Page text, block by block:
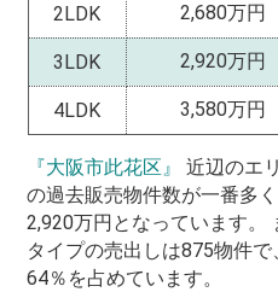
2LDK 2,680万円
3LDK 2,920万円
4LDK 3,580万円
『大阪市此花区』
近辺のエ
の過去販売物件数が一番多
2,920万円となっています。
タイプの売出しは875物件
64％を占めています。